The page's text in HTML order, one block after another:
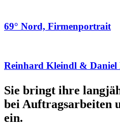
69° Nord, Firmenportrait
Reinhard Kleindl & Daniel
Sie bringt ihre
bei Auftragsarbeiten
ein.